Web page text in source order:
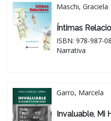
Maschi, Graciela
Íntimas
ISBN: 978-987-
Narrativa
Garro, Marcela
Invaluable, Mi